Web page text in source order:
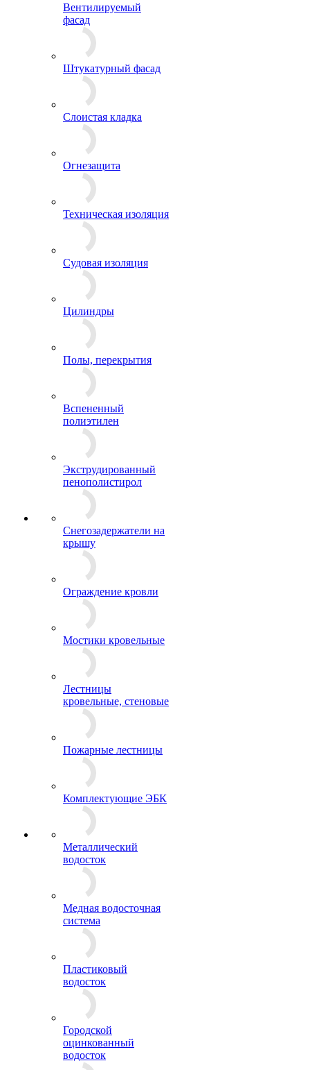
Вентилируемый
фасад
Штукатурный фасад
Слоистая кладка
Огнезащита
Техническая изоляция
Судовая изоляция
Цилиндры
Полы, перекрытия
Вспененный
полиэтилен
Экструдированный
пенополистирол
Снегозадержатели на
крышу
Ограждение кровли
Мостики кровельные
Лестницы
кровельные, стеновые
Пожарные лестницы
Комплектующие ЭБК
Металлический
водосток
Медная водосточная
система
Пластиковый
водосток
Городской
оцинкованный
водосток